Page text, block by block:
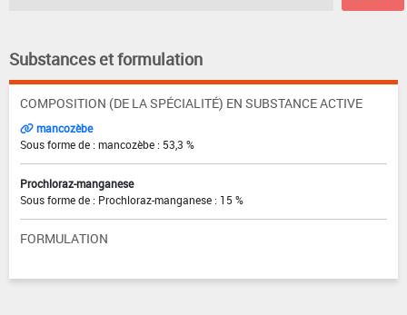
Substances et formulation
COMPOSITION (DE LA SPÉCIALITÉ) EN SUBSTANCE ACTIVE
mancozèbe
Sous forme de : mancozèbe : 53,3 %
Prochloraz-manganese
Sous forme de : Prochloraz-manganese : 15 %
FORMULATION